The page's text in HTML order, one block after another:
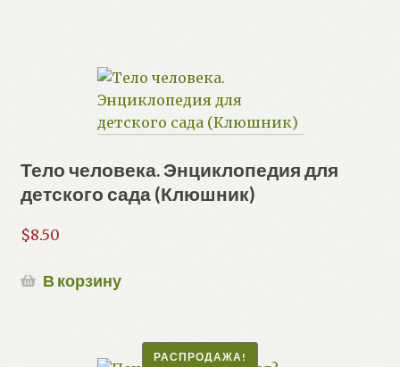
Тело человека. Энциклопедия для
детского сада (Клюшник)
$8.50
В корзину
РАСПРОДАЖА!